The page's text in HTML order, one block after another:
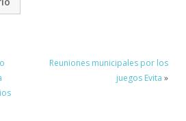
Reuniones municipales por los
juegos Evita »